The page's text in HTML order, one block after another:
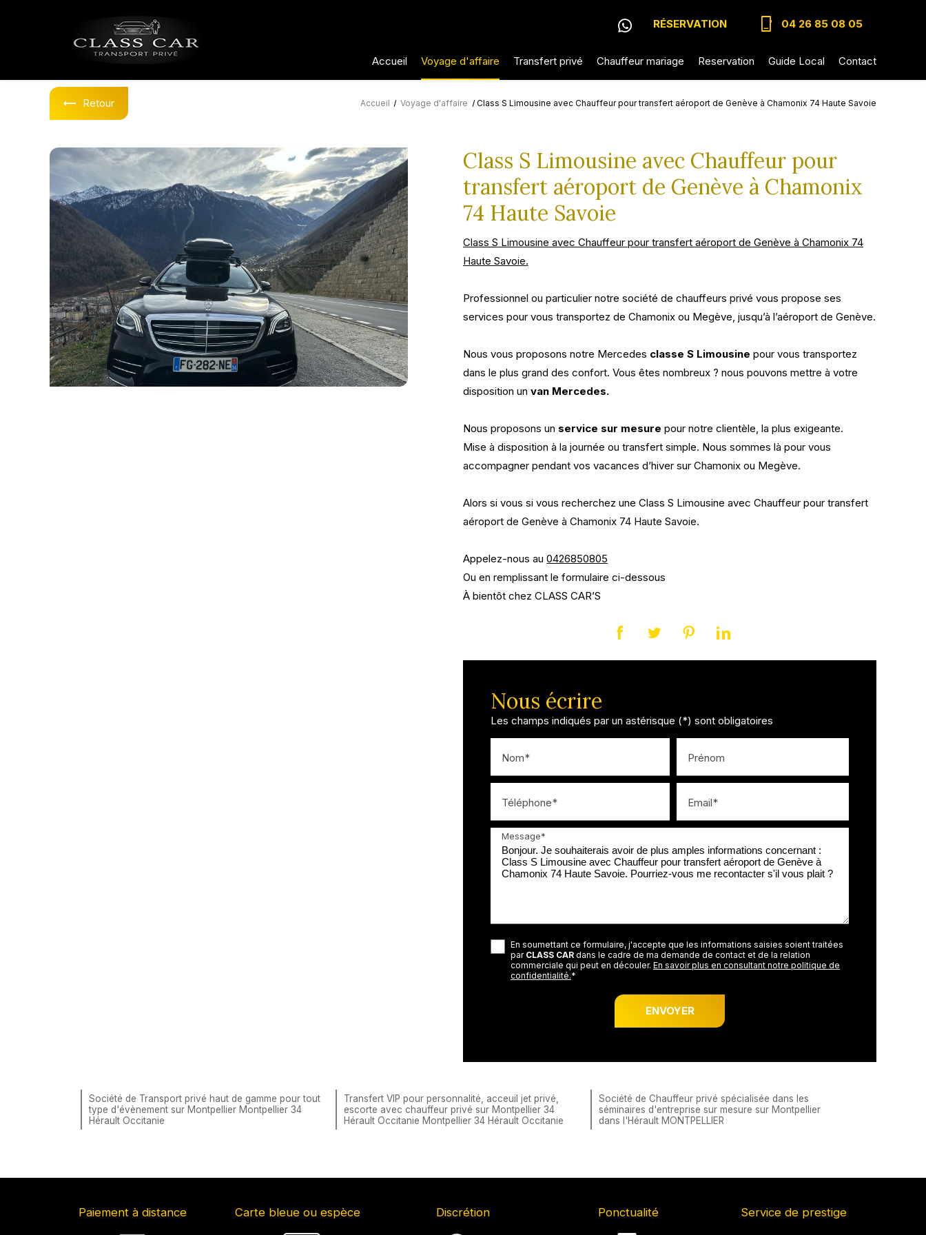
RÉSERVATION phone_iphone 04 26 85 08 05
Accueil Voyage d'affaire Transfert privé Chauffeur mariage Reservation Guide Local Contact
Accueil Voyage d'affaire Class S Limousine avec Chauffeur pour transfert aéroport de Genève à Chamonix 74 Haute Savoie
Retour
Class S Limousine avec Chauffeur pour
transfert aéroport de Genève à Chamonix
74 Haute Savoie
Class S Limousine avec Chauffeur pour transfert aéroport de Genève à Chamonix 74
Haute Savoie.
Professionnel ou particulier notre société de chauffeurs privé vous propose ses
services pour vous transportez de Chamonix ou Megève, jusqu’à l’aéroport de Genève.
Nous vous proposons notre Mercedes classe S Limousine pour vous transportez
dans le plus grand des confort. Vous êtes nombreux ? nous pouvons mettre à votre
disposition un van Mercedes.
Nous proposons un service sur mesure pour notre clientèle, la plus exigeante.
Mise à disposition à la journée ou transfert simple. Nous sommes là pour vous
accompagner pendant vos vacances d’hiver sur Chamonix ou Megève.
Alors si vous si vous recherchez une Class S Limousine avec Chauffeur pour transfert
aéroport de Genève à Chamonix 74 Haute Savoie.
Appelez-nous au 0426850805
Ou en remplissant le formulaire ci-dessous
À bientôt chez CLASS CAR’S
Nous écrire
Les champs indiqués par un astérisque (*) sont obligatoires
Nom* Prénom
Téléphone* Email*
Message*
En soumettant ce formulaire, j'accepte que les informations saisies soient traitées
par CLASS CAR dans le cadre de ma demande de contact et de la relation
commerciale qui peut en découler. En savoir plus en consultant notre politique de
confidentialité.*
Société de Transport privé haut de gamme pour tout
type d'évènement sur Montpellier Montpellier 34
Hérault Occitanie
Transfert VIP pour personnalité, acceuil jet privé,
escorte avec chauffeur privé sur Montpellier 34
Hérault Occitanie Montpellier 34 Hérault Occitanie
Société de Chauffeur privé spécialisée dans les
séminaires d'entreprise sur mesure sur Montpellier
dans l'Hérault MONTPELLIER
Paiement à distance Carte bleue ou espèce Discrétion Ponctualité Service de prestige